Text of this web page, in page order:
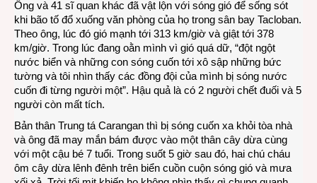
Ông và 41 sĩ quan khác đã vật lộn với sóng gió để sống sót
khi bão tố đổ xuống văn phòng của họ trong sân bay Tacloban.
Theo ông, lúc đó gió mạnh tới 313 km/giờ và giật tới 378
km/giờ. Trong lúc đang oằn mình vì gió quá dữ, “đột ngột
nước biển và những con sóng cuốn tới xô sập những bức
tường và tôi nhìn thấy các đồng đội của mình bị sóng nước
cuốn đi từng người một”. Hậu quả là có 2 người chết đuối và 5
người còn mất tích.
Bản thân Trung tá Carangan thì bị sóng cuốn xa khỏi tòa nhà
và ông đã may mắn bám được vào một thân cây dừa cùng
với một cậu bé 7 tuổi. Trong suốt 5 giờ sau đó, hai chú cháu
ôm cây dừa lênh đênh trên biển cuồn cuộn sóng gió và mưa